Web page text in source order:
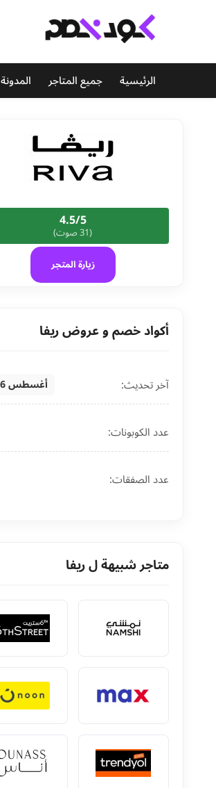
الرئيسية جميع المتاجر المدونة
4.5/5
(31 صوت)
زيارة المتجر
أكواد خصم و عروض ريفا
آخر تحديث: أغسطس 2026
عدد الكوبونات:
عدد الصفقات:
متاجر شبيهة ل ريفا